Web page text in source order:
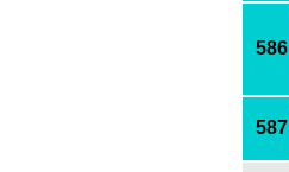
586
587